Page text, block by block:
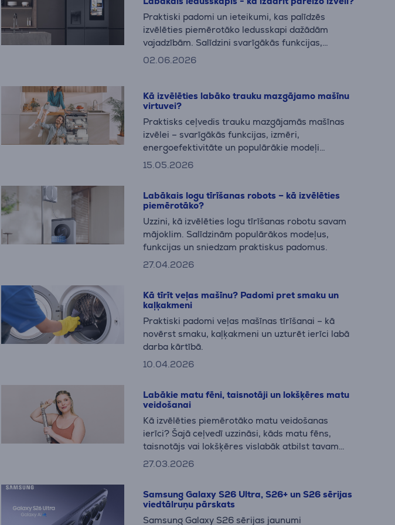
Praktiski padomi un ieteikumi, kas palīdzēs
izvēlēties piemērotāko ledusskapi dažādām
vajadzībām. Salīdzini svarīgākās funkcijas,
tehnoloģijas un populārākos modeļus.
02.06.2026
Kā izvēlēties labāko trauku mazgājamo mašīnu
virtuvei?
Praktisks ceļvedis trauku mazgājamās mašīnas
izvēlei – svarīgākās funkcijas, izmēri,
energoefektivitāte un populārākie modeļi
dažādām vajadzībām.
15.05.2026
Labākais logu tīrīšanas robots – kā izvēlēties
piemērotāko?
Uzzini, kā izvēlēties logu tīrīšanas robotu savam
mājoklim. Salīdzinām populārākos modeļus,
funkcijas un sniedzam praktiskus padomus.
27.04.2026
Kā tīrīt veļas mašīnu? Padomi pret smaku un
kaļķakmeni
Praktiski padomi veļas mašīnas tīrīšanai – kā
novērst smaku, kaļķakmeni un uzturēt ierīci labā
darba kārtībā.
10.04.2026
Labākie matu fēni, taisnotāji un lokšķēres matu
veidošanai
Kā izvēlēties piemērotāko matu veidošanas
ierīci? Šajā ceļvedī uzzināsi, kāds matu fēns,
taisnotājs vai lokšķēres vislabāk atbilst tavam
matu tipam, kādas funkcijas ir svarīgas un kuri
27.03.2026
Samsung Galaxy S26 Ultra, S26+ un S26 sērijas
viedtālruņu pārskats
Samsung Galaxy S26 sērijas jaunumi